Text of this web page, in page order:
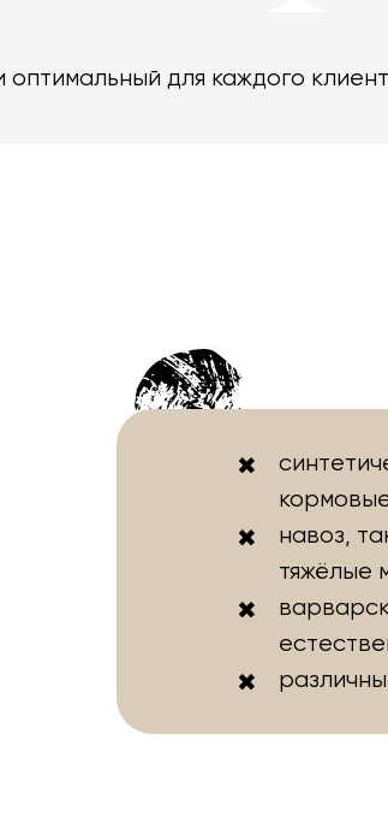
для каждого
навоз,
тяжёлые